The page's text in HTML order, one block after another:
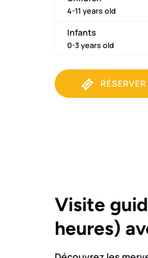
4-11 years old
Infants
0-3 years old
Visite
heures)